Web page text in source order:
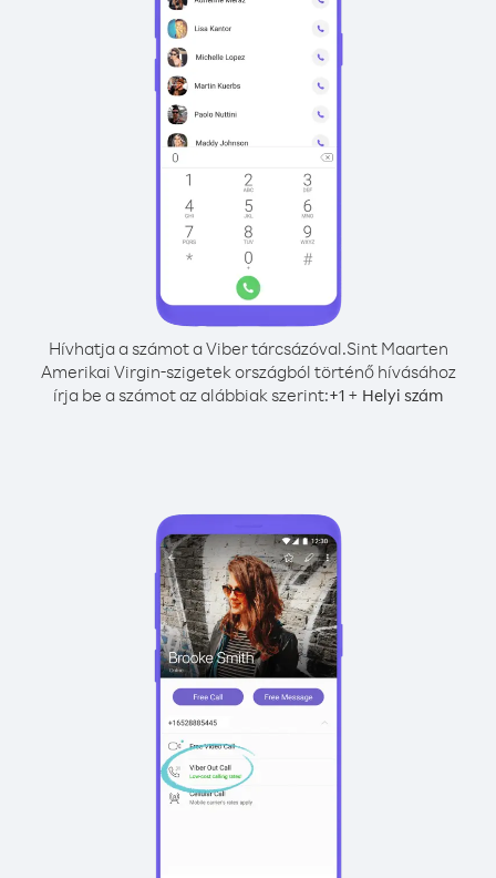
Hívhatja a számot a Viber tárcsázóval.Sint Maarten
Amerikai Virgin-szigetek országból történő hívásához
írja be a számot az alábbiak szerint:+1 + Helyi szám